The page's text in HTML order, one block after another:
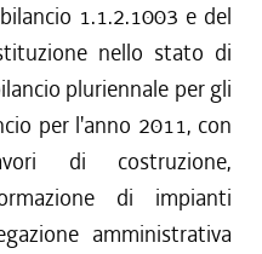
1.1.2.1003 e del
nello stato di
pluriennale per gli
per l'anno 2011, con
di costruzione,
di impianti
amministrativa